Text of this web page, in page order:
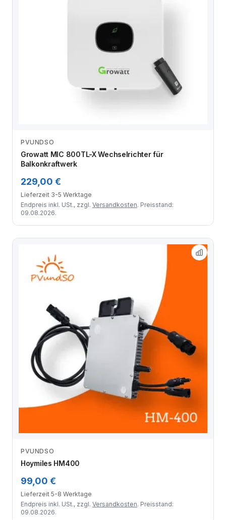
PVUNDSO
Growatt MIC 800TL-X Wechselrichter für
Balkonkraftwerk
229,00 €
Lieferzeit 3-5 Werktage
Endpreis inkl. USt., zzgl. Versandkosten. Preisstand:
09.08.2026.
PVUNDSO
Hoymiles HM400
99,00 €
Lieferzeit 5-8 Werktage
Endpreis inkl. USt., zzgl. Versandkosten. Preisstand:
09.08.2026.